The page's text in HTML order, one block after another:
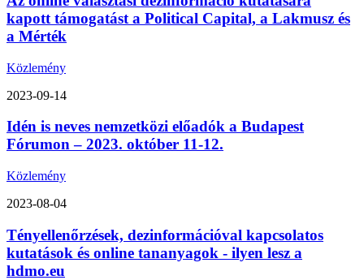
kapott támogatást a Political Capital, a Lakmusz és
a Mérték
Közlemény
2023-09-14
Idén is neves nemzetközi előadók a Budapest
Fórumon – 2023. október 11-12.
Közlemény
2023-08-04
Tényellenőrzések, dezinformációval kapcsolatos
kutatások és online tananyagok - ilyen lesz a
hdmo.eu